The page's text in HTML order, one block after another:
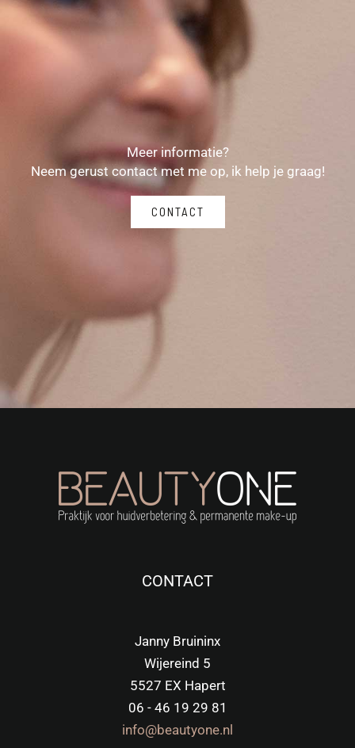
Meer informatie?
Neem gerust contact met me op, ik help je graag!
CONTACT
CONTACT
Janny Bruininx
Wijereind 5
5527 EX Hapert
06 - 46 19 29 81
info@beautyone.nl